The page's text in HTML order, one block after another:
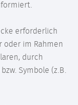
erforderlich
oder im Rahmen
durch
Symbole (z.B.